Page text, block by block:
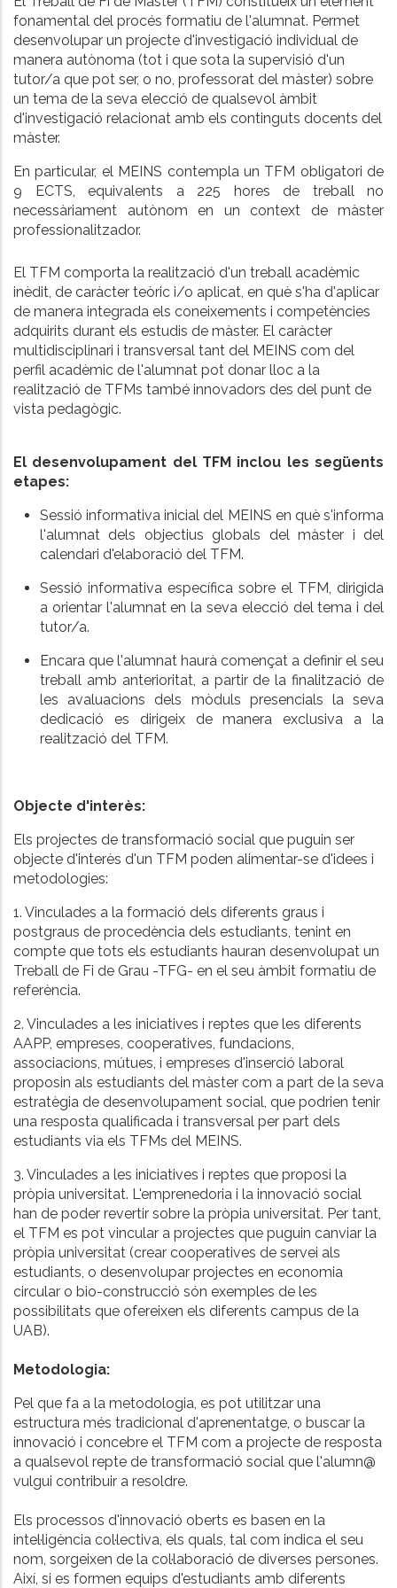
fonamental del procés formatiu de l'alumnat. Permet
desenvolupar un projecte d'investigació individual de
manera autònoma (tot i que sota la supervisió d'un
tutor/a que pot ser, o no, professorat del màster) sobre
un tema de la seva elecció de qualsevol àmbit
d'investigació relacionat amb els continguts docents del
màster.
En particular, el MEINS contempla un TFM obligatori de
9 ECTS, equivalents a 225 hores de treball no
necessàriament autònom en un context de màster
professionalitzador.
El TFM comporta la realització d'un treball acadèmic
inèdit, de caràcter teòric i/o aplicat, en què s'ha d'aplicar
de manera integrada els coneixements i competències
adquirits durant els estudis de màster. El caràcter
multidisciplinari i transversal tant del MEINS com del
perfil acadèmic de l'alumnat pot donar lloc a la
realització de TFMs també innovadors des del punt de
vista pedagògic.
El desenvolupament del TFM inclou les següents
etapes:
Sessió informativa inicial del MEINS en què s'informa
l'alumnat dels objectius globals del màster i del
calendari d'elaboració del TFM.
Sessió informativa específica sobre el TFM, dirigida
a orientar l'alumnat en la seva elecció del tema i del
tutor/a.
Encara que l'alumnat haurà començat a definir el seu
treball amb anterioritat, a partir de la finalització de
les avaluacions dels mòduls presencials la seva
dedicació es dirigeix de manera exclusiva a la
realització del TFM.
Objecte d'interès:
Els projectes de transformació social que puguin ser
objecte d'interès d'un TFM poden alimentar-se d'idees i
metodologies:
1. Vinculades a la formació dels diferents graus i
postgraus de procedència dels estudiants, tenint en
compte que tots els estudiants hauran desenvolupat un
Treball de Fi de Grau -TFG- en el seu àmbit formatiu de
referència.
2. Vinculades a les iniciatives i reptes que les diferents
AAPP, empreses, cooperatives, fundacions,
associacions, mútues, i empreses d'inserció laboral
proposin als estudiants del màster com a part de la seva
estratègia de desenvolupament social, que podrien tenir
una resposta qualificada i transversal per part dels
estudiants via els TFMs del MEINS.
3. Vinculades a les iniciatives i reptes que proposi la
pròpia universitat. L'emprenedoria i la innovació social
han de poder revertir sobre la pròpia universitat. Per tant,
el TFM es pot vincular a projectes que puguin canviar la
pròpia universitat (crear cooperatives de servei als
estudiants, o desenvolupar projectes en economia
circular o bio-construcció són exemples de les
possibilitats que ofereixen els diferents campus de la
UAB).
Metodologia:
Pel que fa a la metodologia, es pot utilitzar una
estructura més tradicional d'aprenentatge, o buscar la
innovació i concebre el TFM com a projecte de resposta
a qualsevol repte de transformació social que l'alumn@
vulgui contribuir a resoldre.
Els processos d'innovació oberts es basen en la
intel·ligència col·lectiva, els quals, tal com indica el seu
nom, sorgeixen de la col·laboració de diverses persones.
Així, si es formen equips d'estudiants amb diferents